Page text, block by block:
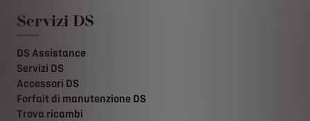
Servizi DS
DS Assistance
Servizi DS
Accessori DS
Forfait di manutenzione DS
Trova ricambi